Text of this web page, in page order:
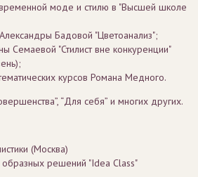
моде и стилю в "Высшей школе
Бадовой "Цветоанализ";
Семаевой "Стилист вне конкуренции"
курсов Романа Медного.
“Для себя” и многих других.
(Москва)
решений "Idea Class"